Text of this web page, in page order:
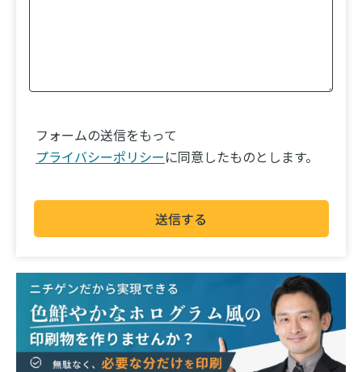
フォームの送信をもって
プライバシーポリシーに同意したものとします。